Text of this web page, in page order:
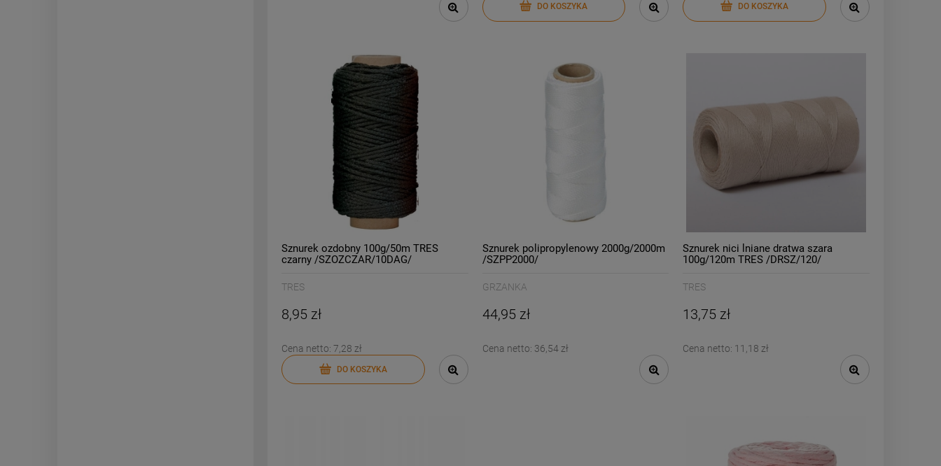
DO KOSZYKA DO KOSZYKA
Sznurek ozdobny 100g/50m TRES
czarny /SZOZCZAR/10DAG/
TRES
8,95 zł
Cena netto: 7,28 zł
DO KOSZYKA
Sznurek polipropylenowy 2000g/2000m
/SZPP2000/
GRZANKA
44,95 zł
Cena netto: 36,54 zł
Sznurek nici lniane dratwa szara
100g/120m TRES /DRSZ/120/
TRES
13,75 zł
Cena netto: 11,18 zł